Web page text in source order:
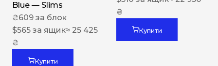
Blue — Slims
₴609 за блок
$565 за ящик≈ 25 425
₴
Купити
₴
Купити